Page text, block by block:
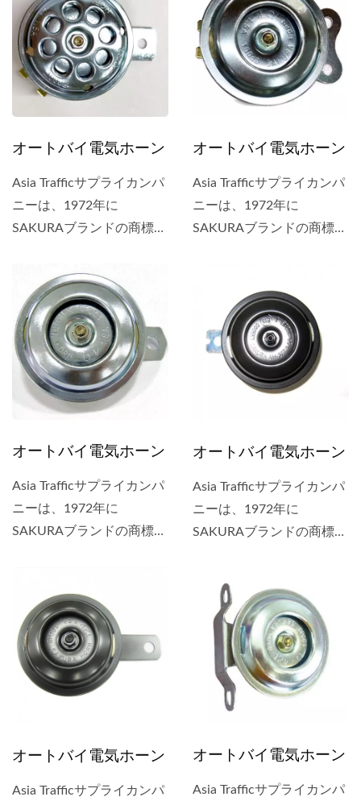
リカ、アメリカなど、世界
中に配布されました。
1998年には、ホーンのEマ
ーク承認を取得しました。
シュ、ヨーロッパ、南アフ
リカ、アメリカなど、世界
中に配布されました。
1998年には、ホーンのEマ
ーク承認を取得しました。
オートバイ電気ホーン
Asia Trafficサプライカンパ
ニーは、1972年に
SAKURAブランドの商標を
ランドのホーンは、日本、
インドネシア、バングラデ
シュ、ヨーロッパ、南アフ
リカ、アメリカなど、世界
中に配布されました。
1998年には、ホーンのEマ
ーク承認を取得しました。
オートバイ電気ホーン
Asia Trafficサプライカンパ
ニーは、1972年に
SAKURAブランドの商標を
インドネシア、バングラデ
シュ、ヨーロッパ、南アフ
リカ、アメリカなど、世界
中に配布されました。
1998年には、ホーンのEマ
オートバイ電気ホーン
Asia Trafficサプライカンパ
ニーは、1972年に
SAKURAブランドの商標を
インドネシア、バングラデ
シュ、ヨーロッパ、南アフ
リカ、アメリカなど、世界
中に配布されました。
1998年には、ホーンのEマ
オートバイ電気ホーン
Asia Trafficサプライカンパ
ニーは、1972年に
SAKURAブランドの商標を
インドネシア、バングラデ
シュ、ヨーロッパ、南アフ
リカ、アメリカなど、世界
中に配布されました。
1998年には、ホーンのEマ
ーク承認を取得しました。
オートバイ電気ホーン
Asia Trafficサプライカンパ
オートバイ電気ホーン
Asia Trafficサプライカンパ